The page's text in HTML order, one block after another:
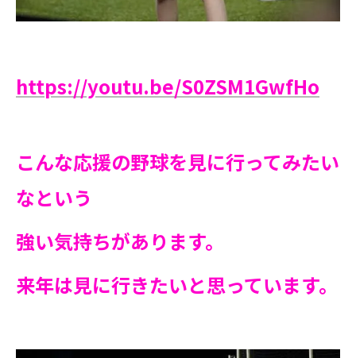
https://youtu.be/S0ZSM1GwfHo
こんな応援の野球を見に行ってみたい
なという
強い気持ちがあります。
来年は見に行きたいと思っています。